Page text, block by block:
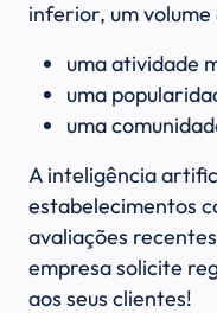
inferior, um
uma atividade
uma
uma
A inteligência
estabelecimentos
avaliações
empresa solicite
aos seus clientes!